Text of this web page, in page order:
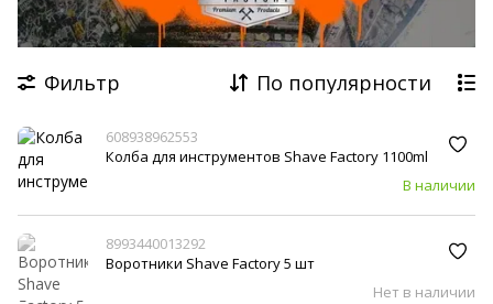
Dapper Dan Floid Derby
Comair
Фильтр По популярности
608938962553
Колба для инструментов Shave Factory 1100ml
В наличии
8993440013292
Воротники Shave Factory 5 шт
Нет в наличии